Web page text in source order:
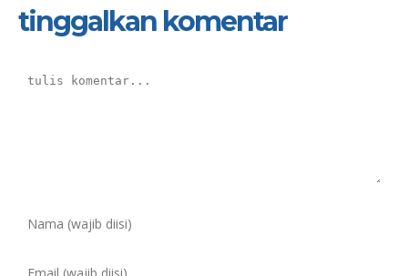
tinggalkan komentar